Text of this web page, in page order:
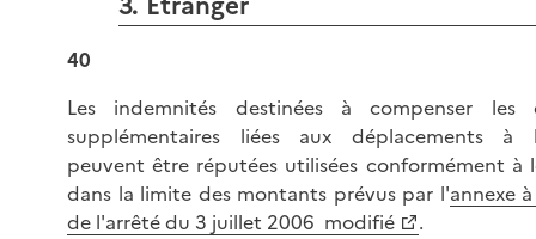
40
Les indemnités destinées à compenser les
supplémentaires liées aux déplacements à
peuvent être réputées utilisées conformément à
dans la limite des montants prévus par l'annexe
de l'arrêté du 3 juillet 2006 modifié
.